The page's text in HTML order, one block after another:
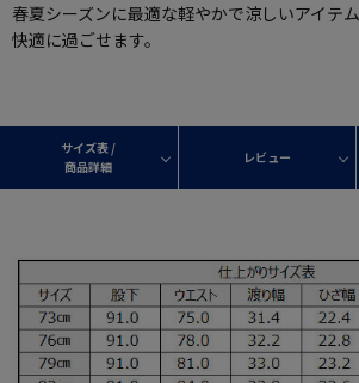
春夏シーズンに最適な軽やかで涼しいアイテ
快適に過ごせます。
サイズ表 /
商品詳細
レビュー